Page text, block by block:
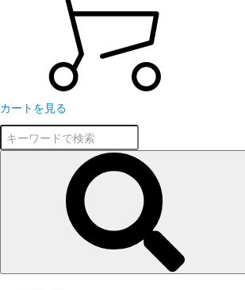
カートを見る